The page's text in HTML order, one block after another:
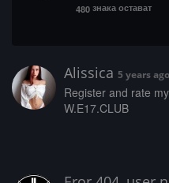
480 знака остават
Alissica 5 years ago
­­­R­e­­­g­i­s­t­­e­­r­­­ ­a­­­n­d­­­ ­­­r­­­a­­­t­­­e­­
W­­­.­­­E­1­­­7­­­.­C­­­L­U­­B